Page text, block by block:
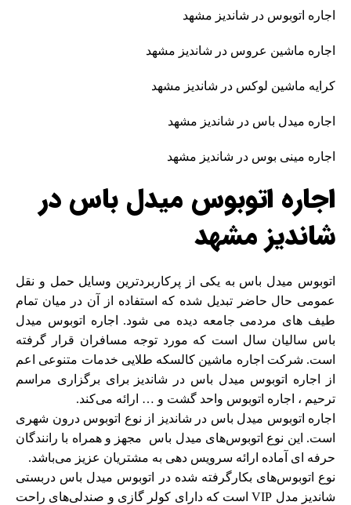
اجاره اتوبوس در شاندیز مشهد
اجاره ماشین عروس در شاندیز مشهد
کرایه ماشین لوکس در شاندیز مشهد
اجاره میدل باس در شاندیز مشهد
اجاره مینی بوس در شاندیز مشهد
اجاره اتوبوس میدل باس در
شاندیز مشهد
اتوبوس میدل باس به یکی از پرکاربردترین وسایل حمل و نقل
عمومی حال حاضر تبدیل شده که استفاده از آن در میان تمام
طیف های مردمی جامعه دیده می شود.
اجاره اتوبوس میدل
باس سالیان سال است که مورد توجه مسافران قرار گرفته
است. شرکت اجاره ماشین کالسکه طلایی خدمات متنوعی اعم
از اجاره اتوبوس میدل باس در شاندیز برای برگزاری مراسم
ترحیم ، اجاره اتوبوس واحد گشت و … ارائه می‌کند.
اجاره اتوبوس میدل باس در شاندیز از نوع اتوبوس درون شهری
است. این نوع اتوبوس‌های میدل باس مجهز و همراه با رانندگان
حرفه ای آماده ارائه سرویس دهی به مشتریان عزیز می‌باشد.
نوع اتوبوس‌های بکارگرفته شده در اتوبوس میدل باس دربستی
شاندیز مدل VIP است که دارای کولر گازی و صندلی‌های راحت